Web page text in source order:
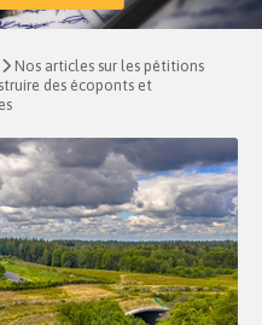
Nos articles sur les pétitions
des écoponts et